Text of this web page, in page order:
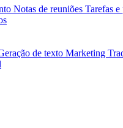
Notas de reuniões Tarefas e
de texto Marketing